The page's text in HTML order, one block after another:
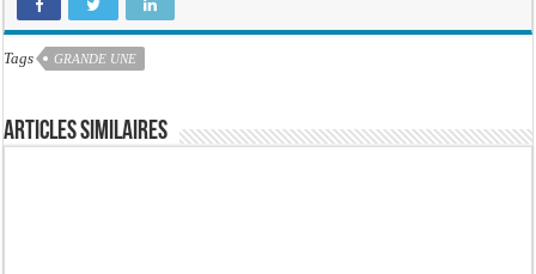
Tags GRANDE UNE
Articles similaires